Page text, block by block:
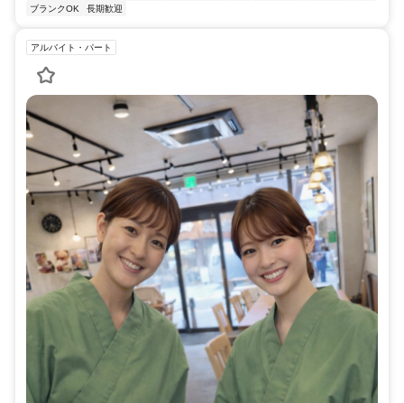
ブランクOK
長期歓迎
アルバイト・パート